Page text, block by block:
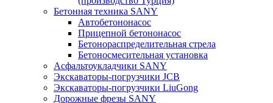
Бетонная техника SANY
Автобетононасос
Прицепной бетононасос
Бетонораспределительная стрела
Бетоносмесительная установка
Асфальтоукладчики SANY
Экскаваторы-погрузчики JCB
Экскаваторы-погрузчики LiuGong
Дорожные фрезы SANY